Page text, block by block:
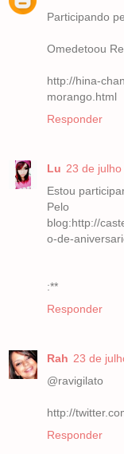
Participando
Omedetoou
http://hina-
morango.html
Responder
Lu 23 de
Estou
Pelo
blog:http://
o-de-
:**
Responder
Rah 23 de
@ravigilato
http://
Responder